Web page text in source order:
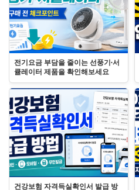
전기요금 부담을 줄이는 선풍기·서
큘레이터 제품을 확인해보세요
건강보험 자격득실확인서 발급 방